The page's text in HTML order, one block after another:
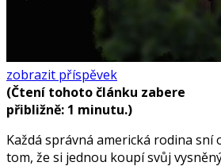
zobrazit příspěvek
(Čtení tohoto článku zabere
přibližně: 1 minutu.)
Každá správná americká rodina sní
tom, že si jednou koupí svůj